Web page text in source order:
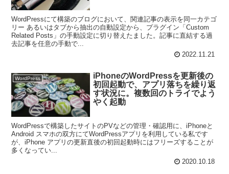
WordPressにて構築のブログにおいて、関連記事の表示を同一カテゴ
リー あるいはタブから抽出の自動設定から、プラグイン「Custom
Related Posts」の手動設定に切り替えたました。記事に直結する過
去記事を任意の手動で...
2022.11.21
WordPress
iPhoneのWordPressを更新後の
初回起動で、アプリ落ちを繰り返
す状況に。複数回のトライでよう
やく起動
WordPressで構築したサイトのPVなどの管理・確認用に、iPhoneと
Android スマホの双方にてWordPressアプリを利用している私です
が、iPhone アプリの更新直後の初回起動時にはフリーズすることが
多くなってい...
2020.10.18